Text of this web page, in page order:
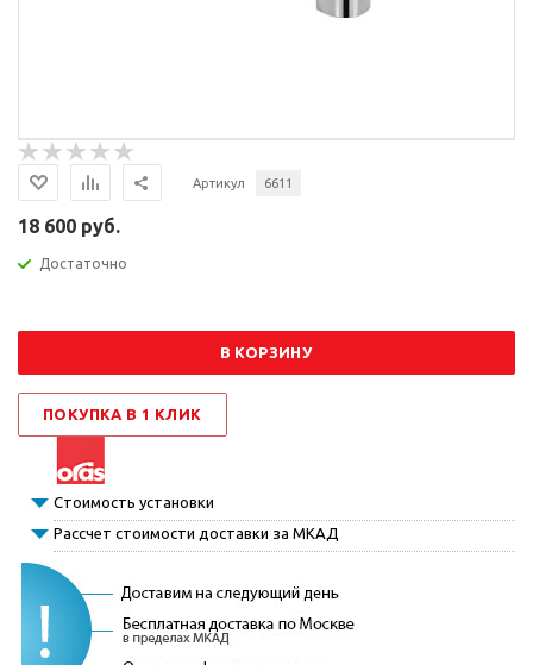
Артикул 6611
18 600 руб.
Достаточно
В КОРЗИНУ
ПОКУПКА В 1 КЛИК
Стоимость установки
Рассчет стоимости доставки за МКАД